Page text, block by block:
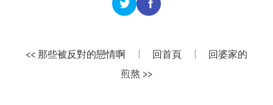
<< 那些被反對的戀情啊 回首頁
回婆家的
煎熬 >>